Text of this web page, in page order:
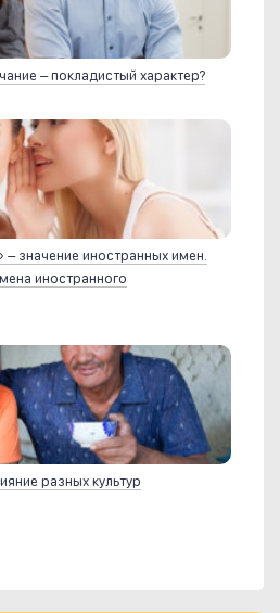
– покладистый характер?
значение иностранных имен.
иностранного
разных культур